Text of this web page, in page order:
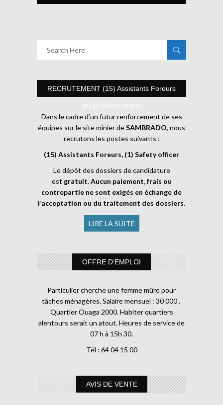
RECRUTEMENT (15) Assistants Foreurs
et (1) Safety officer
Dans le cadre d’un futur renforcement de ses
équipes sur le site minier deSAMBRADO, nous
recrutons les postes suivants :
(15) Assistants Foreurs, (1) Safety officer
Le dépôt des dossiers de candidature
est gratuit.Aucun paiement, frais ou
contrepartie ne sont exigés en échange de
l’acceptation ou du traitement des dossiers.
LIRE LA SUITE
OFFRE D’EMPLOI
Particulier cherche une femme mûre pour
tâches ménagères. Salaire mensuel : 30 000 .
Quartier Ouaga 2000. Habiter quartiers
alentours serait un atout. Heures de service de
07 h à 15h 30.
Tél : 64 04 15 00
AVIS DE VENTE